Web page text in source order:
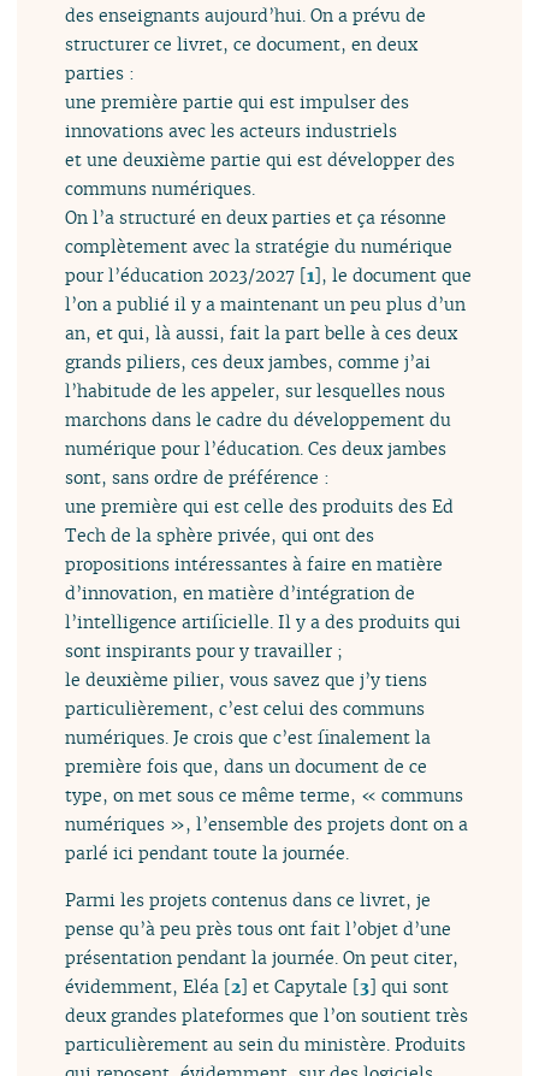
des enseignants aujourd’hui. On a prévu de
structurer ce livret, ce document, en deux
parties :
une première partie qui est impulser des
innovations avec les acteurs industriels
et une deuxième partie qui est développer des
communs numériques.
On l’a structuré en deux parties et ça résonne
complètement avec la stratégie du numérique
pour l’éducation 2023/2027 [1], le document que
l’on a publié il y a maintenant un peu plus d’un
an, et qui, là aussi, fait la part belle à ces deux
grands piliers, ces deux jambes, comme j’ai
l’habitude de les appeler, sur lesquelles nous
marchons dans le cadre du développement du
numérique pour l’éducation. Ces deux jambes
sont, sans ordre de préférence :
une première qui est celle des produits des Ed
Tech de la sphère privée, qui ont des
propositions intéressantes à faire en matière
d’innovation, en matière d’intégration de
l’intelligence artificielle. Il y a des produits qui
sont inspirants pour y travailler ;
le deuxième pilier, vous savez que j’y tiens
particulièrement, c’est celui des communs
numériques. Je crois que c’est finalement la
première fois que, dans un document de ce
type, on met sous ce même terme, « communs
numériques », l’ensemble des projets dont on a
parlé ici pendant toute la journée.
Parmi les projets contenus dans ce livret, je
pense qu’à peu près tous ont fait l’objet d’une
présentation pendant la journée. On peut citer,
évidemment, Eléa [2] et Capytale [3] qui sont
deux grandes plateformes que l’on soutient très
particulièrement au sein du ministère. Produits